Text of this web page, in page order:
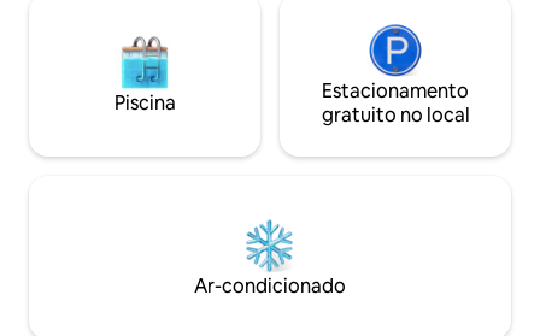
Piscina
Estacionamento
gratuito no local
Ar-condicionado